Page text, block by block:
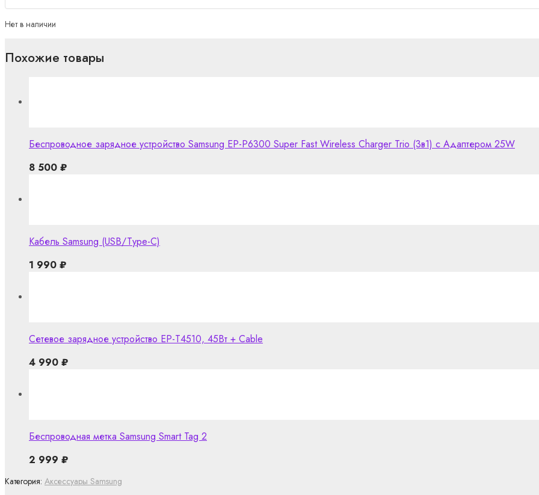
Нет в наличии
Категория: Аксессуары Samsung
Похожие товары
Беспроводное зарядное устройство Samsung EP-P6300 Super Fast Wireless Charger Trio (3в1) с Адаптером 25W
8 500 ₽
Кабель Samsung (USB/Type-C)
1 990 ₽
Сетевое зарядное устройство EP-T4510, 45Вт + Cable
4 990 ₽
Беспроводная метка Samsung Smart Tag 2
2 999 ₽